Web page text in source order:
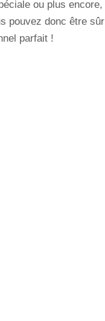
ou plus
pouvez donc être
parfait !